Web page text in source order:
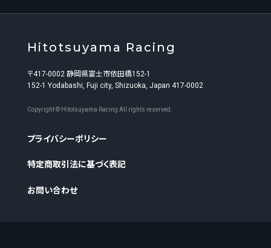
Hitotsuyama Racing
〒417-0002 静岡県富士市依田橋152-1
152-1 Yodabashi, Fuji city, Shizuoka, Japan 417-0002
Copyright © Hitotsuyama Racing All rights reserved.
プライバシーポリシー
特定商取引法に基づく表記
お問い合わせ